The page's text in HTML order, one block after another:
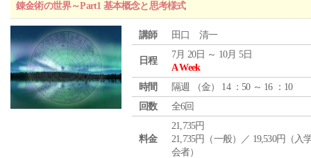
錬金術の世界～Part1 基本概念と思考様式
講師 田口 清一
日程
7月 20日 ～ 10月 5日
A Week
時間
隔週 （金） 14 ：50 ～ 16 ：10
回数
全6回
料金
21,735円
21,735円（一般）／ 19,530円（入
会者）